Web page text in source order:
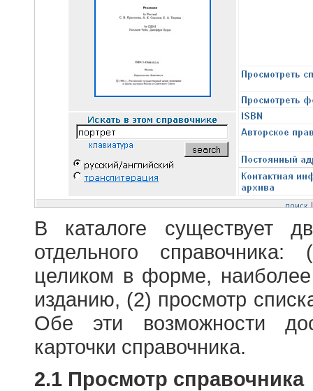
В каталоге существует
отдельного
целиком в форме,
изданию, (2) просмотр
Обе эти возможности
карточки справочника.
2.1 Просмотр справочника